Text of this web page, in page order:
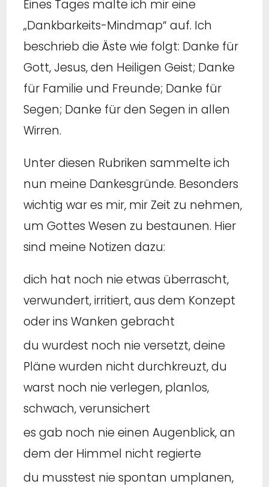
Eines Tages malte ich mir eine
„Dankbarkeits-Mindmap“ auf. Ich
beschrieb die Äste wie folgt: Danke für
Gott, Jesus, den Heiligen Geist; Danke
für Familie und Freunde; Danke für
Segen; Danke für den Segen in allen
Wirren.
Unter diesen Rubriken sammelte ich
nun meine Dankesgründe. Besonders
wichtig war es mir, mir Zeit zu nehmen,
um Gottes Wesen zu bestaunen. Hier
sind meine Notizen dazu:
dich hat noch nie etwas überrascht,
verwundert, irritiert, aus dem Konzept
oder ins Wanken gebracht
du wurdest noch nie versetzt, deine
Pläne wurden nicht durchkreuzt, du
warst noch nie verlegen, planlos,
schwach, verunsichert
es gab noch nie einen Augenblick, an
dem der Himmel nicht regierte
du musstest nie spontan umplanen,